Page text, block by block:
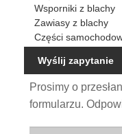
Wsporniki z blachy
Zawiasy z blachy
Części
Wyślij zapytanie
Prosimy o
formularzu.